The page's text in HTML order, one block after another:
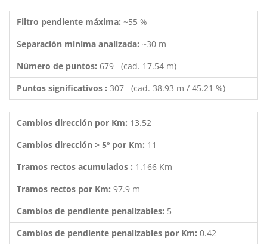
Filtro pendiente máxima: ~55 %
Separación minima analizada: ~30 m
Número de puntos: 679 (cad. 17.54 m)
Puntos significativos : 307 (cad. 38.93 m / 45.21 %)
Cambios dirección por Km: 13.52
Cambios dirección > 5º por Km: 11
Tramos rectos acumulados : 1.166 Km
Tramos rectos por Km: 97.9 m
Cambios de pendiente penalizables: 5
Cambios de pendiente penalizables por Km: 0.42